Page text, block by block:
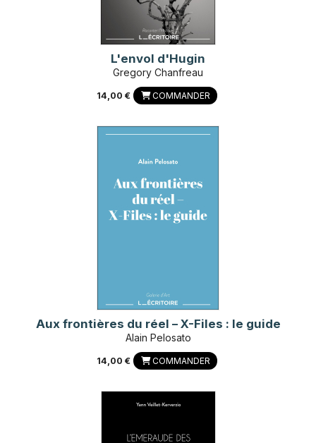
L'envol d'Hugin
Gregory Chanfreau
14,00 € COMMANDER
Aux frontières du réel – X-Files : le guide
Alain Pelosato
14,00 € COMMANDER